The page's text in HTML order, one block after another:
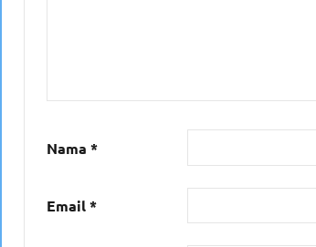
Nama *
Email*